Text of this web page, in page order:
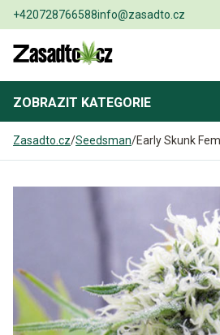
+420728766588info@zasadto.cz
ZOBRAZIT KATEGORIE
Zasadto.cz/Seedsman/Early Skunk